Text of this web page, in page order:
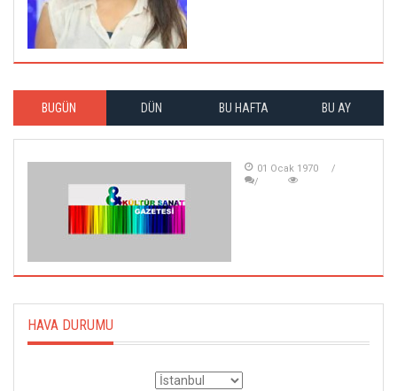
BUGÜN DÜN BU HAFTA BU AY
01 Ocak 1970
HAVA DURUMU